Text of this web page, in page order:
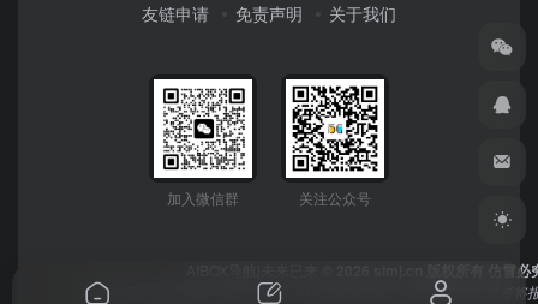
友链申请 免责声明 关于我们
加入微信群 关注公众号
© 2026 simj.cn 版权所有 仿冒必
本网站所有数据均受《著作权法》及授权作者保护，数据侵权严重者将